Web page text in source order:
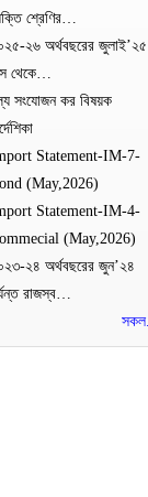
শ্রেণির…
২৬ অর্থবছরের জুলাই’২৫
থেকে…
সংযোজন কর বিষয়ক
Statement-IM-7-
(May,2026)
Statement-IM-4-
(May,2026)
২৪ অর্থবছরের জুন’২৪
রাজস্ব…
সকল..